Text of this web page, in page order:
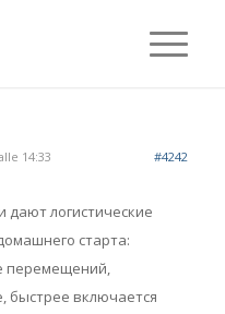
14:33 #4242
логистические
старта:
перемещений,
быстрее включается